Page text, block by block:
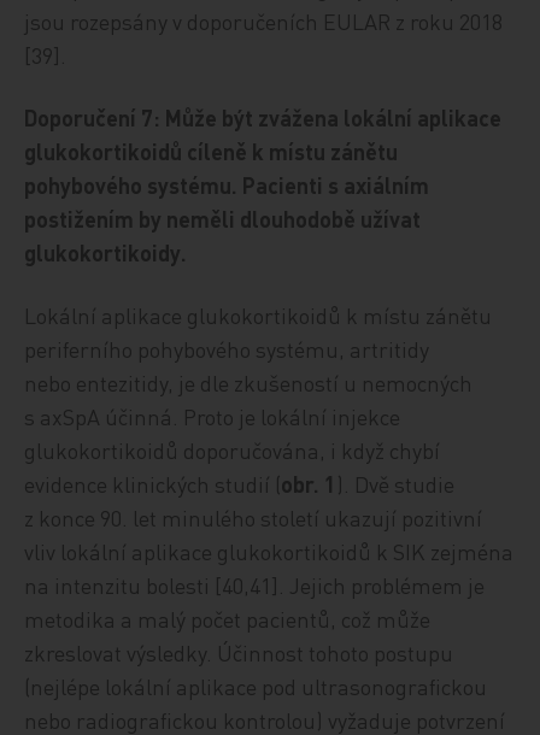
jsou rozepsány v doporučeních EULAR z roku 2018
[39].
Doporučení 7: Může být zvážena lokální aplikace
glukokortikoidů cíleně k místu zánětu
pohybového systému. Pacienti s axiálním
postižením by neměli dlouhodobě užívat
glukokortikoidy.
Lokální aplikace glukokortikoidů k místu zánětu
periferního pohybového systému, artritidy
nebo entezitidy, je dle zkušeností u nemocných
s axSpA účinná. Proto je lokální injekce
glukokortikoidů doporučována, i když chybí
evidence klinických studií (obr. 1 ). Dvě studie
z konce 90. let minulého století ukazují pozitivní
vliv lokální aplikace glukokortikoidů k SIK zejména
na intenzitu bolesti [40,41]. Jejich problémem je
metodika a malý počet pacientů, což může
zkreslovat výsledky. Účinnost tohoto postupu
(nejlépe lokální aplikace pod ultrasonografickou
nebo radiografickou kontrolou) vyžaduje potvrzení